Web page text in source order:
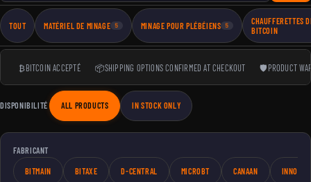
TOUT MATÉRIEL DE MINAGE 5 MINAGE POUR PLÉBÉIENS 5
CHAUFFERETTES
BITCOIN
₿BITCOIN ACCEPTÉ 📦SHIPPING OPTIONS CONFIRMED AT CHECKOUT 🛡 PRODUCT
DISPONIBILITÉ ALL PRODUCTS IN STOCK ONLY
FABRICANT
BITMAIN BITAXE D-CENTRAL MICROBT CANAAN